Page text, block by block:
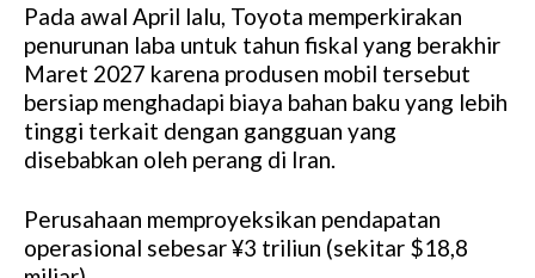
Pada awal April lalu, Toyota memperkirakan
penurunan laba untuk tahun fiskal yang berakhir
Maret 2027 karena produsen mobil tersebut
bersiap menghadapi biaya bahan baku yang lebih
tinggi terkait dengan gangguan yang
disebabkan oleh perang di Iran.
Perusahaan memproyeksikan pendapatan
operasional sebesar ¥3 triliun (sekitar $18,8